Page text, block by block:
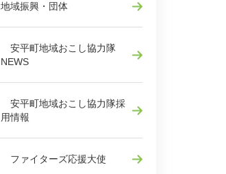
地域振興・団体
安平町地域おこし協力隊
NEWS
安平町地域おこし協力隊採
用情報
ファイターズ応援大使